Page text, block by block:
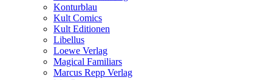
Konturblau
Kult Comics
Kult Editionen
Libellus
Loewe Verlag
Magical Familiars
Marcus Repp Verlag